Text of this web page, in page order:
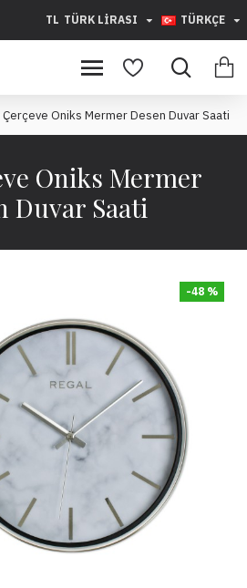
TL TÜRK LIRASI TÜRKÇE
Oniks Mermer Desen Duvar Saati
Oniks Mermer
Duvar Saati
-48 %